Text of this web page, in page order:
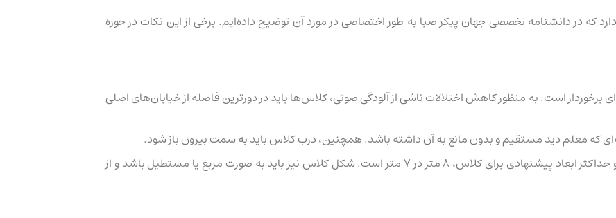
که در دانشنامه تخصصی جهان پیکر صبا به طور اختصاصی در مورد آن توضیح داده‌ایم. برخی از این نکات در حوزه
است. به منظور کاهش اختلالات ناشی از آلودگی صوتی، کلاس‌ها باید در دورترین فاصله از خیابان‌های اصلی
که معلم دید مستقیم و بدون مانع به آن داشته باشد. همچنین، درب کلاس باید به سمت بیرون باز شود.
ابعاد کلاس باید بهینه باشد؛ کلاس‌های بسیار بزرگ نامطلوب بوده و حداکثر ابعاد پیشنهادی برای کلاس، ۸ متر در ۷ متر است. شکل کلاس نیز باید به صورت مربع یا مستطیل باشد و از